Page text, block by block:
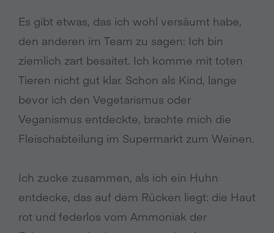
Es gibt etwas, das ich wohl versäumt habe,
den anderen im Team zu sagen: Ich bin
ziemlich zart besaitet. Ich komme mit toten
Tieren nicht gut klar. Schon als Kind, lange
bevor ich den Vegetarismus oder
Veganismus entdeckte, brachte mich die
Fleischabteilung im Supermarkt zum Weinen.
Ich zucke zusammen, als ich ein Huhn
entdecke, das auf dem Rücken liegt: die Haut
rot und federlos vom Ammoniak der